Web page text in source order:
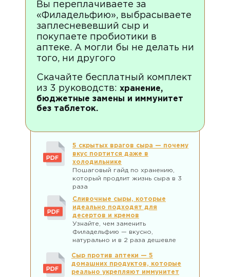
Вы переплачиваете за
«Филадельфию», выбрасываете
заплесневевший сыр и
покупаете пробиотики в
аптеке. А могли бы не делать ни
того, ни другого
Скачайте бесплатный комплект
из 3 руководств: хранение,
бюджетные замены и иммунитет
без таблеток.
5 скрытых врагов сыра — почему
вкус портится даже в
холодильнике
Пошаговый гайд по хранению,
который продлит жизнь сыра в 3
раза
Сливочные сыры, которые
идеально подходят для
десертов и кремов
Узнайте, чем заменить
Филадельфию — вкусно,
натурально и в 2 раза дешевле
Сыр против аптеки — 5
домашних продуктов, которые
реально укрепляют иммунитет